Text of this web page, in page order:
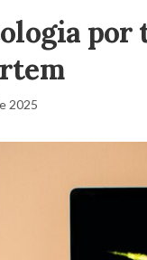
por
2025